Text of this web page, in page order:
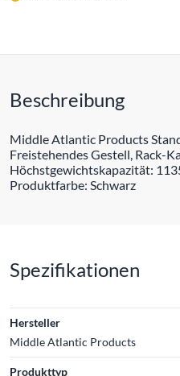
Beschreibung
Middle Atlantic Products
Freistehendes Gestell, Rack-
Höchstgewichtskapazität:
Produktfarbe: Schwarz
Spezifikationen
Hersteller
Middle Atlantic Products
Produkttyp